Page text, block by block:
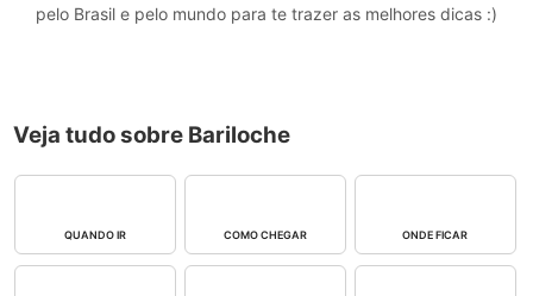
pelo Brasil e pelo mundo para te trazer as melhores dicas :)
Veja tudo sobre Bariloche
QUANDO IR COMO CHEGAR ONDE FICAR